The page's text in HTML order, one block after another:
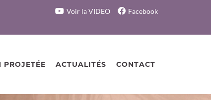
Voir la VIDEO Facebook
PROJETÉE ACTUALITÉS CONTACT